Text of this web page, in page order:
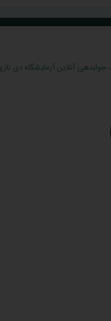
،جوابدهی آنلاین آزمایشگاه دی